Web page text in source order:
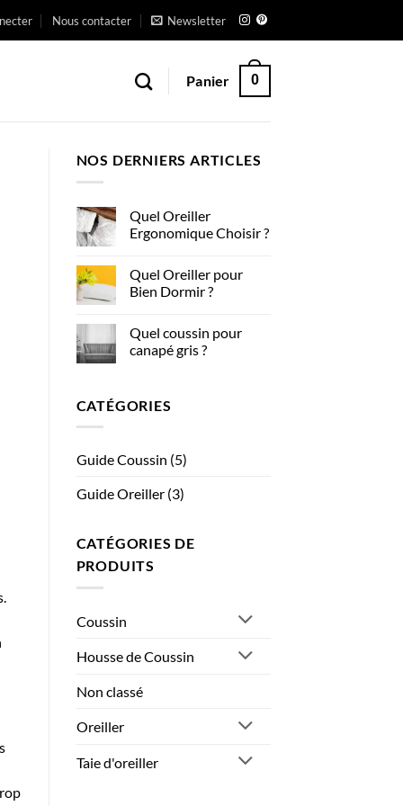
Nous contacter Newsletter
Panier 0
NOS DERNIERS ARTICLES
Quel Oreiller
Ergonomique Choisir ?
sur
Quel
Oreiller
?
Quel Oreiller pour
Bien Dormir ?
sur
Quel
Oreiller
?
Quel coussin pour
canapé gris ?
Quel
coussin
?
CATÉGORIES
Guide Coussin (5)
Guide Oreiller(3)
CATÉGORIES DE
PRODUITS
Coussin
Housse de Coussin
Non classé
Oreiller
Taie d'oreiller